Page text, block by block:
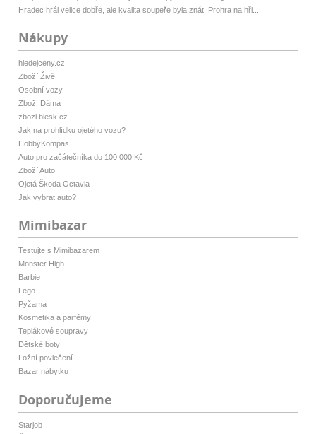
Hradec hrál velice dobře, ale kvalita soupeře byla znát. Prohra na hři...
Nákupy
hledejceny.cz
Zboží Živě
Osobní vozy
Zboží Dáma
zbozi.blesk.cz
Jak na prohlídku ojetého vozu?
HobbyKompas
Auto pro začátečníka do 100 000 Kč
Zboží Auto
Ojetá Škoda Octavia
Jak vybrat auto?
Mimibazar
Testujte s Mimibazarem
Monster High
Barbie
Lego
Pyžama
Kosmetika a parfémy
Teplákové soupravy
Dětské boty
Ložní povlečení
Bazar nábytku
Doporučujeme
Starjob